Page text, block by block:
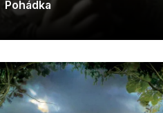
Pohádka